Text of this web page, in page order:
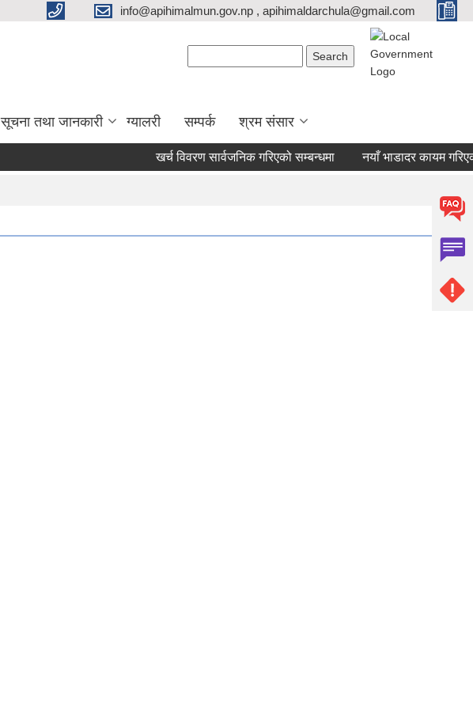
info@apihimalmun.gov.np , apihimaldarchula@gmail.com
सूचना तथा जानकारी ग्यालरी सम्पर्क श्रम संसार
खर्च विवरण सार्वजनिक गरिएको सम्बन्धमा नयाँ भाडादर कायम गरिएको